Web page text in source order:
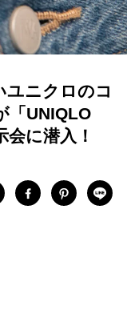
ニクロのコ
「UNIQLO
に潜入！